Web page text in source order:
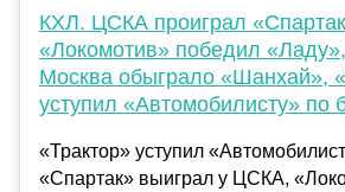
КХЛ. ЦСКА проиграл
«Локомотив» победил
Москва обыграло «Шанхай»,
уступил «Автомобилисту» по
«Трактор» уступил
«Спартак» выиграл у ЦСКА,